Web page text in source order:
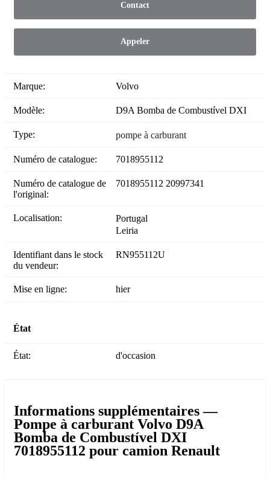
Contact
Appeler
Marque: Volvo
Modèle: D9A Bomba de Combustível DXI
Type: pompe à carburant
Numéro de catalogue: 7018955112
Numéro de catalogue de
l'original:
7018955112 20997341
Localisation:
Portugal
Leiria
Identifiant dans le stock
du vendeur:
RN955112U
Mise en ligne: hier
État
État: d'occasion
Informations supplémentaires —
Pompe à carburant Volvo D9A
Bomba de Combustível DXI
7018955112 pour camion Renault